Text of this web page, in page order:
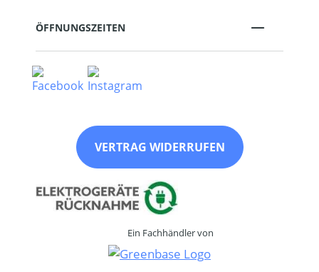
ÖFFNUNGSZEITEN
VERTRAG WIDERRUFEN
Ein Fachhändler von